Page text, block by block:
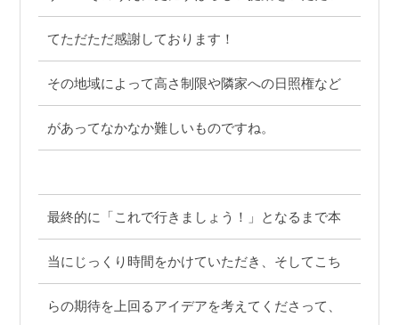
てただただ感謝しております！
その地域によって高さ制限や隣家への日照権など
があってなかなか難しいものですね。
最終的に「これで行きましょう！」となるまで本
当にじっくり時間をかけていただき、そしてこち
らの期待を上回るアイデアを考えてくださって、